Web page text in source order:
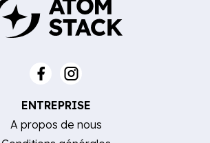
ENTREPRISE
A propos de nous